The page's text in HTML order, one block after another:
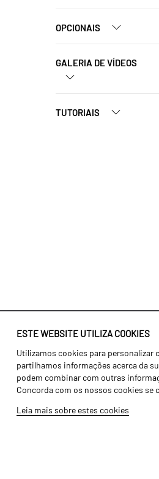
ESTE WEBSITE UTILIZA COOKIES
Utilizamos cookies para personalizar
partilhamos informações acerca da
podem combinar com outras
Concorda com os nossos cookies
Leia mais sobre estes cookies
OPCIONAIS
GALERIA DE VÍDEOS
TUTORIAIS
Identidade
História
Fábrica / Produção
Recursos Humanos